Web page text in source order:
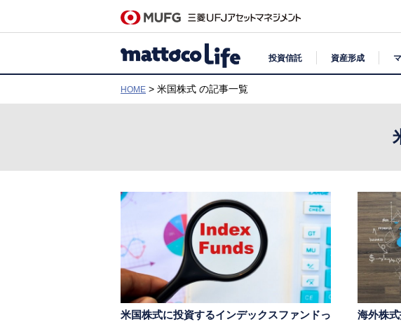
投資信託 資産形成
HOME > 米国株式 の記事一覧
米国株式に投資するインデックスファンドっ
海外株